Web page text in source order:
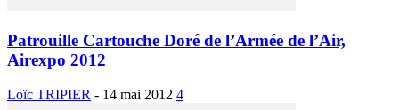
Patrouille Cartouche Doré de l’Armée de l’Air,
Airexpo 2012
Loïc TRIPIER - 14 mai 2012 4